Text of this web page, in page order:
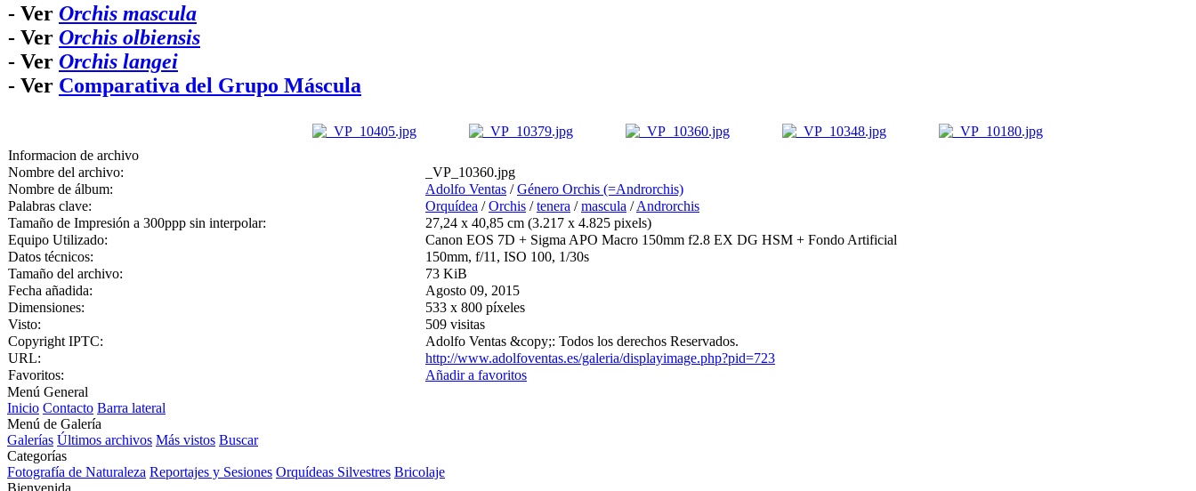
- Ver Orchis mascula
- Ver Orchis olbiensis
- Ver Orchis langei
- Ver Comparativa del Grupo Máscula
Informacion de archivo
Nombre del archivo:
_VP_10360.jpg
Nombre de álbum:
Adolfo Ventas /Género Orchis (=Androrchis)
Palabras clave:
Orquídea /Orchis /tenera /mascula /Androrchis
Tamaño de Impresión a 300ppp sin interpolar:
27,24 x 40,85 cm (3.217 x 4.825 pixels)
Equipo Utilizado:
Canon EOS 7D + Sigma APO Macro 150mm f2.8 EX DG HSM + Fondo Artificial
Datos técnicos:
150mm, f/11, ISO 100, 1/30s
Tamaño del archivo:
73 KiB
Fecha añadida:
Agosto 09, 2015
Dimensiones:
533 x 800 píxeles
Visto:
509 visitas
Copyright IPTC:
Adolfo Ventas &copy;: Todos los derechos Reservados.
URL:
http://www.adolfoventas.es/galeria/displayimage.php?pid=723
Favoritos:
Añadir a favoritos
Menú General
Inicio Contacto Barra lateral
Menú de Galería
Galerías Últimos archivos Más vistos Buscar
Categorías
Fotografía de Naturaleza Reportajes y Sesiones Orquídeas Silvestres Bricolaje
Bienvenida